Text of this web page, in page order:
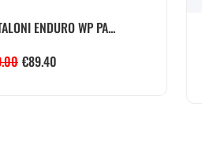
ENDURO WP PA...
€89.40